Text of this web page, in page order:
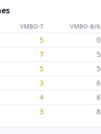
VMBO-T VMBO-B/K
5
0
7
5
5
5
3
6
4
6
3 8